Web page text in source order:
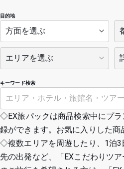
目的地
キーワード検索
◇EX旅パックは商品検索中にプ
録ができます。お気に入りした商
◇複数エリアを周遊したり、1泊3
先の出発など、「EXこだわりツ